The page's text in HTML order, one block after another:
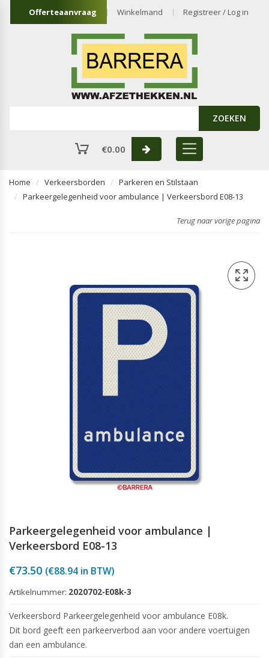
Offerteaanvraag Winkelmand Registreer / Log in
ZOEKEN
€0.00
Home Verkeersborden
Parkeren en Stilstaan
Parkeergelegenheid voor ambulance | Verkeersbord E08-13
Terug naar vorige pagina
Parkeergelegenheid voor ambulance |
Verkeersbord E08-13
€73.50 (€88.94 in BTW)
Artikelnummer: 2020702-E08k-3
Verkeersbord Parkeergelegenheid voor ambulance E08k.
Dit bord geeft een parkeerverbod aan voor andere voertuigen
dan een ambulance.